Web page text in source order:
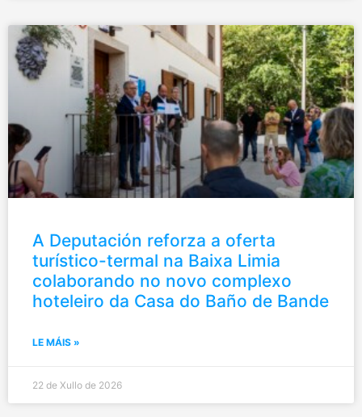
A Deputación reforza a oferta
turístico-termal na Baixa Limia
colaborando no novo complexo
hoteleiro da Casa do Baño de Bande
LE MÁIS »
22 de Xullo de 2026